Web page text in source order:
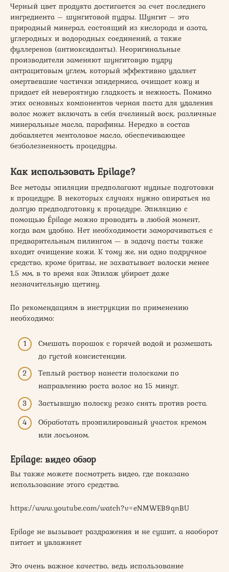
Черный цвет продукта достигается за счет последнего
ингредиента – шунгитовой пудры. Шунгит – это
природный минерал, состоящий из кислорода и азота,
углеродных и водородных соединений, а также
фуллеренов (антиоксиданты). Неоригинальные
производители заменяют шунгитовую пудру
антрацитовым углем, который эффективно удаляет
омертвевшие частички эпидермиса, очищает кожу и
придает ей невероятную гладкость и нежность. Помимо
этих основных компонентов черная паста для удаления
волос может включать в себя пчелиный воск, различные
минеральные масла, парафины. Нередко в состав
добавляется ментоловое масло, обеспечивающее
безболезненность процедуры.
Как использовать Epilage?
Все методы эпиляции предполагают нудные подготовки
к процедуре. В некоторых случаях нужно опираться на
долгую предподготовку к процедуре. Эпиляцию с
помощью Épilage можно проводить в любой момент,
когда вам удобно. Нет необходимости заморачиваться с
предварительным пилингом — в задачу пасты также
входит очищение кожи. К тому же, ни одно подручное
средство, кроме бритвы, не захватывает волоски менее
1,5 мм, в то время как Эпилаж убирает даже
незначительную щетину.
По рекомендациям в инструкции по применению
необходимо:
Смешать порошок с горячей водой и размешать
до густой консистенции.
Теплый раствор нанести полосками по
направлению роста волос на 15 минут.
Застывшую полоску резко снять против роста.
Обработать проэпилированый участок кремом
или лосьоном.
Epilage: видео обзор
Вы также можете посмотреть видео, где показано
использование этого средства.
https://www.youtube.com/watch?v=eNMWEB9qnBU
Epilage не вызывает раздражения и не сушит, а наоборот
питает и увлажняет
Это очень важное качество, ведь использование